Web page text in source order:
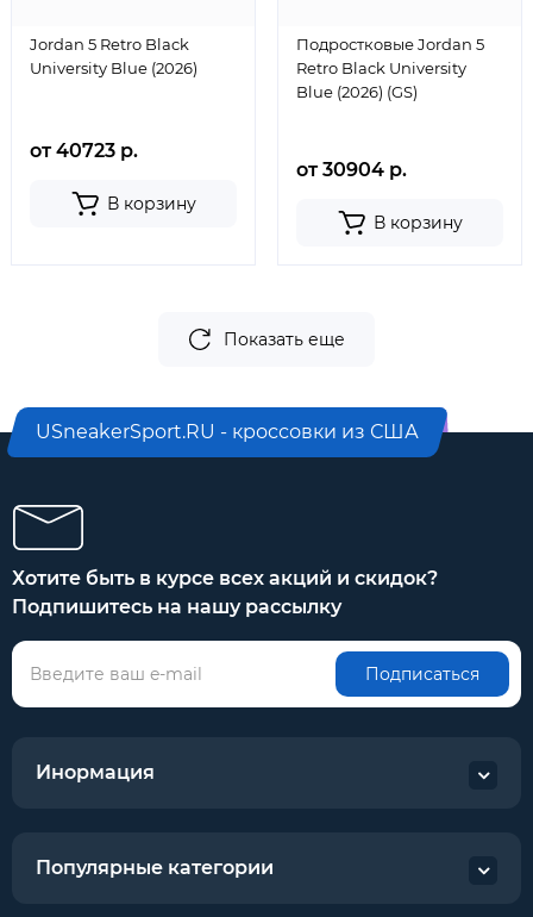
Jordan 5 Retro Black
University Blue (2026)
от 40723 р.
В корзину
Подростковые Jordan 5
Retro Black University
Blue (2026) (GS)
от 30904 р.
В корзину
Показать еще
USneakerSport.RU - кроссовки из США
Хотите быть в курсе всех акций и скидок?
Подпишитесь на нашу рассылку
Подписаться
Инормация
Популярные категории